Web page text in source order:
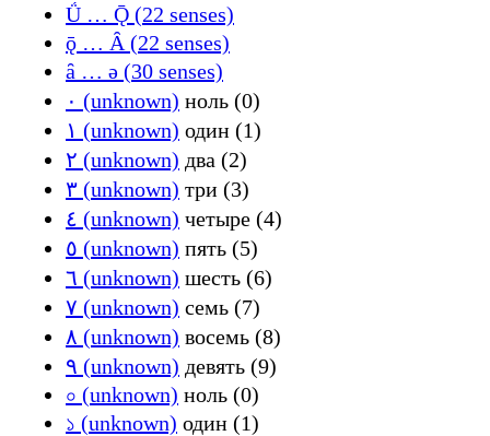
Ǘ … Ǭ (22 senses)
ǭ … Ȃ (22 senses)
ȃ … ə (30 senses)
٠ (unknown) ноль (0)
١ (unknown) один (1)
٢ (unknown) два (2)
٣ (unknown) три (3)
٤ (unknown) четыре (4)
٥ (unknown) пять (5)
٦ (unknown) шесть (6)
٧ (unknown) семь (7)
٨ (unknown) восемь (8)
٩ (unknown) девять (9)
০ (unknown) ноль (0)
১ (unknown) один (1)